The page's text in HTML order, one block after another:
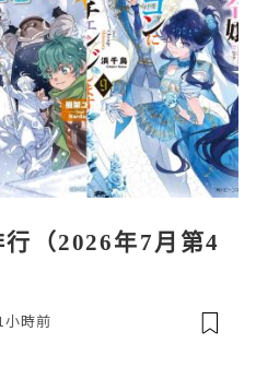
（2026年7月第4
小時前